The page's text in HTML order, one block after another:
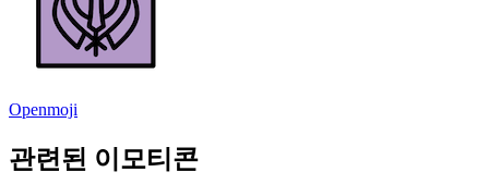
Openmoji
관련된 이모티콘